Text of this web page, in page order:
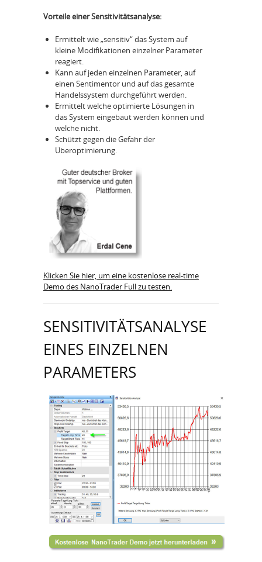
Vorteile einer Sensitivitätsanalyse:
Ermittelt wie „sensitiv“ das System auf
kleine Modifikationen einzelner Parameter
reagiert.
Kann auf jeden einzelnen Parameter, auf
einen Sentimentor und auf das gesamte
Handelssystem durchgeführt werden.
Ermittelt welche optimierte Lösungen in
das System eingebaut werden können und
welche nicht.
Schützt gegen die Gefahr der
Überoptimierung.
Klicken Sie hier, um eine kostenlose real-time
Demo des NanoTrader Full zu testen.
SENSITIVITÄTSANALYSE
EINES EINZELNEN
PARAMETERS